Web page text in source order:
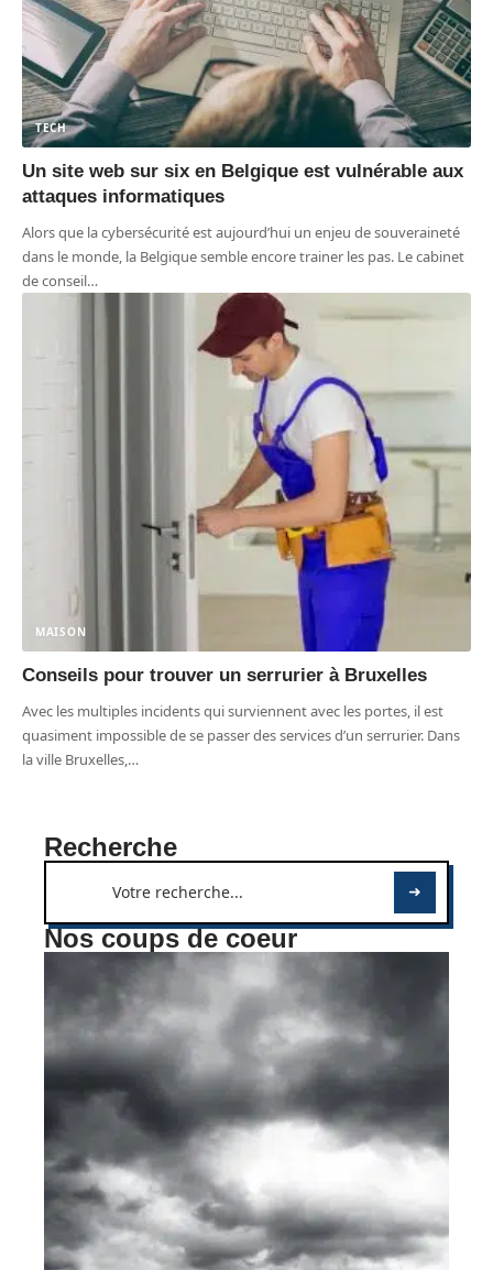
TECH
Un site web sur six en Belgique est vulnérable aux
attaques informatiques
Alors que la cybersécurité est aujourd’hui un enjeu de souveraineté
dans le monde, la Belgique semble encore trainer les pas. Le cabinet
de conseil…
MAISON
Conseils pour trouver un serrurier à Bruxelles
Avec les multiples incidents qui surviennent avec les portes, il est
quasiment impossible de se passer des services d’un serrurier. Dans
la ville Bruxelles,…
Recherche
Nos coups de coeur